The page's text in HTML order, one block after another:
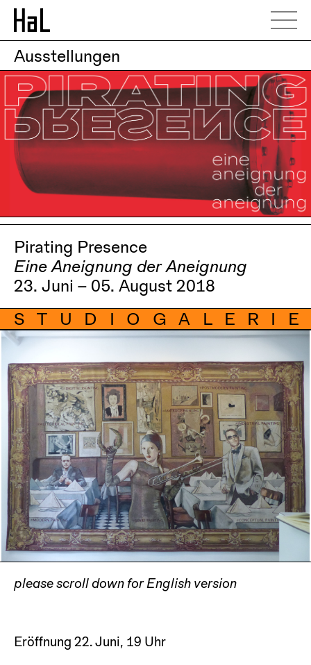
Ausstellungen
Pirating Presence
Eine Aneignung der Aneignung
23. Juni – 05. August 2018
STUDIOGALERIE
please scroll down for English version
Eröffnung 22. Juni, 19 Uhr